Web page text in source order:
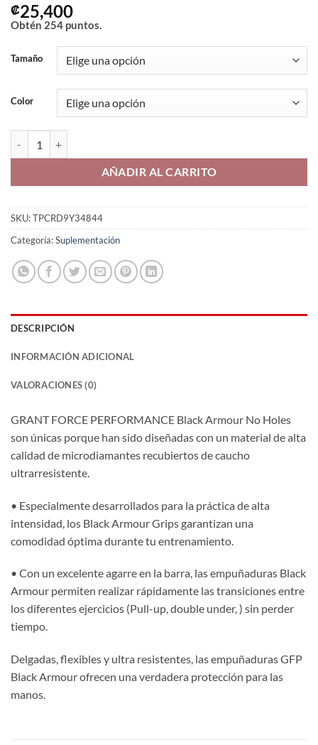
₡25,400
Obtén 254 puntos.
Tamaño
Color
AÑADIR AL CARRITO
SKU:TPCRD9Y34844
Categoría:Suplementación
DESCRIPCIÓN
INFORMACIÓN ADICIONAL
VALORACIONES (0)
GRANT FORCE PERFORMANCE Black Armour No Holes
son únicas porque han sido diseñadas con un material de alta
calidad de microdiamantes recubiertos de caucho
ultrarresistente.
• Especialmente desarrollados para la práctica de alta
intensidad, los Black Armour Grips garantizan una
comodidad óptima durante tu entrenamiento.
• Con un excelente agarre en la barra, las empuñaduras Black
Armour permiten realizar rápidamente las transiciones entre
los diferentes ejercicios (Pull-up, double under, ) sin perder
tiempo.
Delgadas, flexibles y ultra resistentes, las empuñaduras GFP
Black Armour ofrecen una verdadera protección para las
manos.